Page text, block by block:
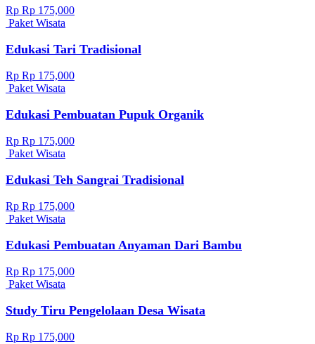
Rp Rp 175,000
Paket Wisata
Edukasi Tari Tradisional
Rp Rp 175,000
Paket Wisata
Edukasi Pembuatan Pupuk Organik
Rp Rp 175,000
Paket Wisata
Edukasi Teh Sangrai Tradisional
Rp Rp 175,000
Paket Wisata
Edukasi Pembuatan Anyaman Dari Bambu
Rp Rp 175,000
Paket Wisata
Study Tiru Pengelolaan Desa Wisata
Rp Rp 175,000